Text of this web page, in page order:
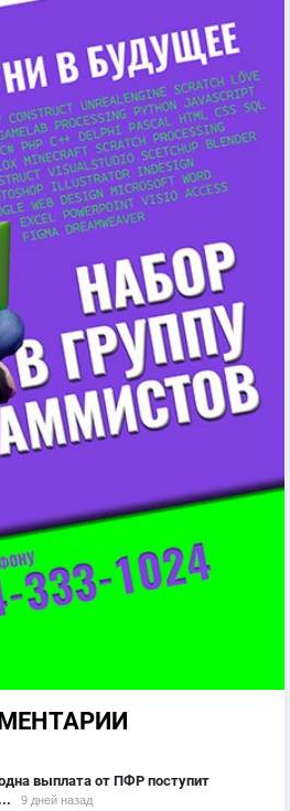
выплата от ПФР поступит
9 дней назад